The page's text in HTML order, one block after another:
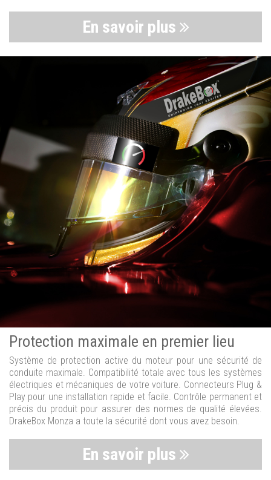
En savoir plus
Protection maximale en premier lieu
Système de protection active du moteur pour une sécurité de
conduite maximale. Compatibilité totale avec tous les systèmes
électriques et mécaniques de votre voiture. Connecteurs Plug &
Play pour une installation rapide et facile. Contrôle permanent et
précis du produit pour assurer des normes de qualité élevées.
DrakeBox Monza a toute la sécurité dont vous avez besoin.
En savoir plus